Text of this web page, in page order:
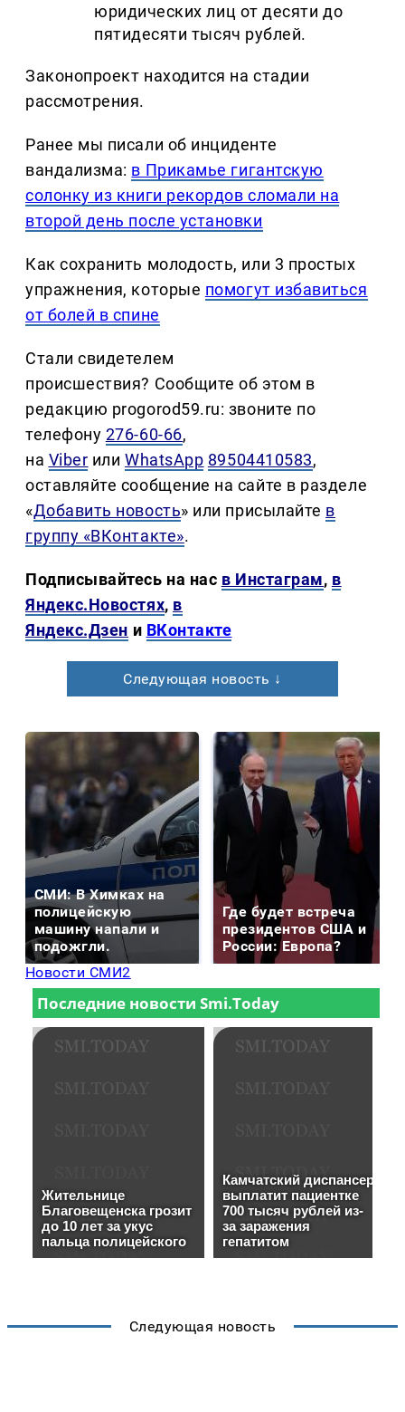
юридических лиц от десяти до
пятидесяти тысяч рублей.
Законопроект находится на стадии
рассмотрения.
Ранее мы писали об инциденте
вандализма: в Прикамье гигантскую
солонку из книги рекордов сломали на
второй день после установки
Как сохранить молодость, или 3 простых
упражнения, которые помогут избавиться
от болей в спине
Стали свидетелем
происшествия? Сообщите об этом в
редакцию progorod59.ru: звоните по
телефону 276-60-66,
на Viber илиWhatsApp 89504410583,
оставляйте сообщение на сайте в разделе
«Добавить новость» или присылайте в
группу «ВКонтакте».
Подписывайтесь на нас в Инстаграм, в
Яндекс.Новостях, в
Яндекс.Дзен и ВКонтакте
Следующая новость ↓
СМИ: В Химках на
полицейскую
машину напали и
подожгли.
Где будет встреча
президентов США и
России: Европа?
Новости СМИ2
Следующая новость